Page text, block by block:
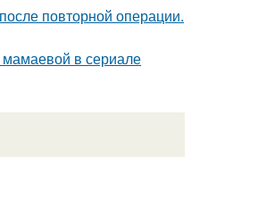
повторной операции.
мамаевой в сериале